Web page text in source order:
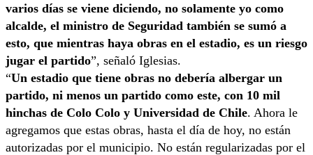
varios días se viene diciendo, no solamente yo como
alcalde, el ministro de Seguridad también se sumó a
esto, que mientras haya obras en el estadio, es un riesgo
jugar el partido”, señaló Iglesias.
“Un estadio que tiene obras no debería albergar un
partido, ni menos un partido como este, con 10 mil
hinchas de Colo Colo y Universidad de Chile. Ahora le
agregamos que estas obras, hasta el día de hoy, no están
autorizadas por el municipio. No están regularizadas por el